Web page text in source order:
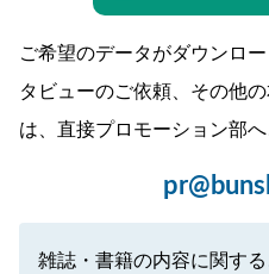
ご希望のデータがダウンロ
タビューのご依頼、その他
は、直接プロモーション部へ
雑誌・書籍の内容に関す